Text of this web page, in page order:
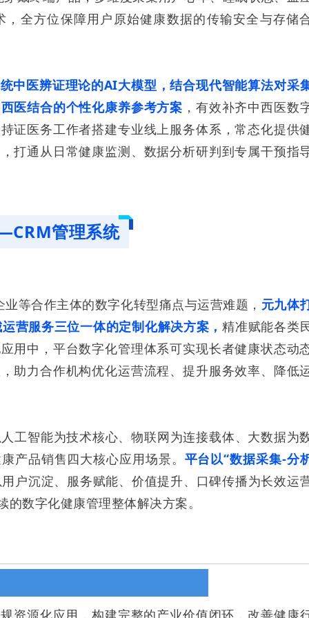
全方位保障用户原始健康数据的传输安全与存储
中医辨证理论的AI大模型，结合现代智能算法对采
医结合的个性化康养参考方案 ，有效补齐中西医数
证医务工作者搭建专业线上服务体系，常态化提供
打通从日常健康监测、数据分析研判到专属干预指
管理系统
等合作主体的数字化转型痛点与运营难题， 元九体
营服务三位一体的定制化解决方案，精准赋能各类
用中，平台数字化管理体系可实现长者健康状态动
助力合作机构优化运营流程、提升服务效率、降低
工智能为技术核心、物联网为连接载体、大数据为
产品销售四大核心应用场景。 平台以“数据采集-分
户沉淀、服务赋能、价值提升、口碑传播为长效运
数字化健康管理整体解决方案。
资源化应用，构建完整的产业价值闭环，改善健康